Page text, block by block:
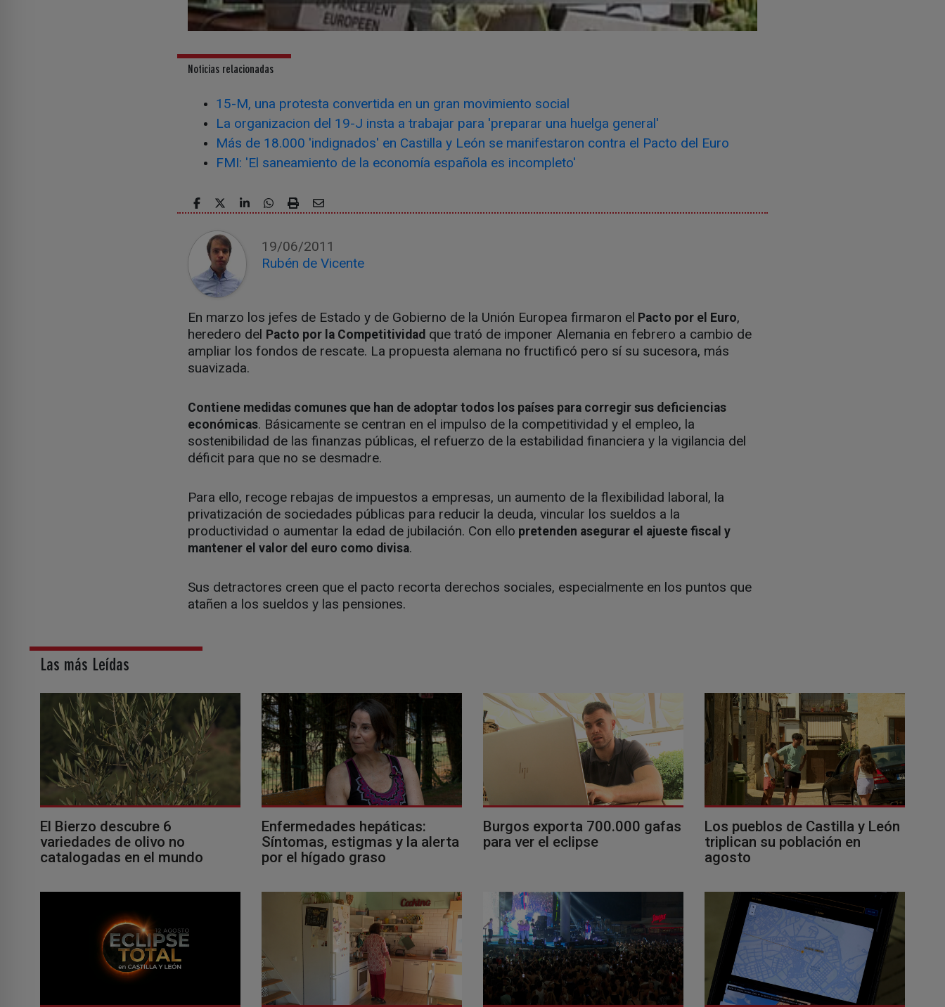
Noticias relacionadas
15-M, una protesta convertida en un gran movimiento social
La organizacion del 19-J insta a trabajar para 'preparar una huelga general'
Más de 18.000 'indignados' en Castilla y León se manifestaron contra el Pacto del Euro
FMI: 'El saneamiento de la economía española es incompleto'
19/06/2011
Rubén de Vicente
En marzo los jefes de Estado y de Gobierno de la Unión Europea firmaron el Pacto por el Euro,
heredero del Pacto por la Competitividad que trató de imponer Alemania en febrero a cambio de
ampliar los fondos de rescate. La propuesta alemana no fructificó pero sí su sucesora, más
suavizada.
Contiene medidas comunes que han de adoptar todos los países para corregir sus deficiencias
económicas. Básicamente se centran en el impulso de la competitividad y el empleo, la
sostenibilidad de las finanzas públicas, el refuerzo de la estabilidad financiera y la vigilancia del
déficit para que no se desmadre.
Para ello, recoge rebajas de impuestos a empresas, un aumento de la flexibilidad laboral, la
privatización de sociedades públicas para reducir la deuda, vincular los sueldos a la
productividad o aumentar la edad de jubilación. Con ello pretenden asegurar el ajueste fiscal y
mantener el valor del euro como divisa.
Sus detractores creen que el pacto recorta derechos sociales, especialmente en los puntos que
atañen a los sueldos y las pensiones.
Las más Leídas
El Bierzo descubre 6
variedades de olivo no
catalogadas en el mundo
Enfermedades hepáticas:
Síntomas, estigmas y la alerta
por el hígado graso
Burgos exporta 700.000 gafas
para ver el eclipse
Los pueblos de Castilla y León
triplican su población en
agosto